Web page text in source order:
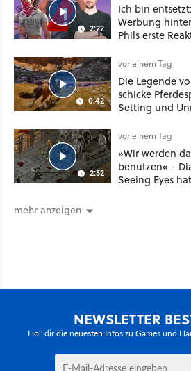
2:22
Ich bin
Werbung
Phils erste
0:42
vor einem Tag
Die Legende
schicke
Setting und
2:52
vor einem Tag
»Wir werden
benutzen« -
Seeing Eyes
mehr anzeigen
NEWSLETTER
Hol' dir die neuesten Infos zu Games und